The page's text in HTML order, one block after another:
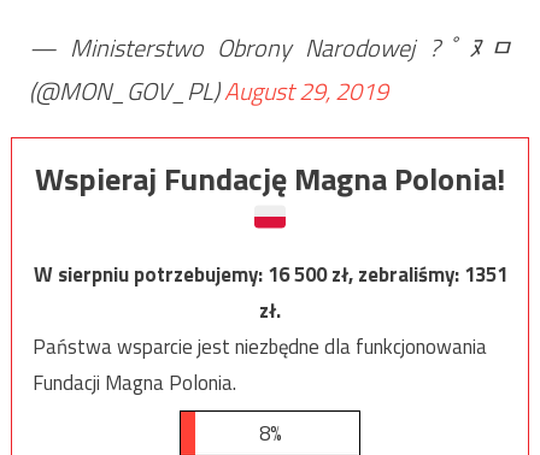
— Ministerstwo Obrony Narodowej ?￰ﾟﾇﾱ
(@MON_GOV_PL)August 29, 2019
Wspieraj Fundację Magna Polonia!
W sierpniu potrzebujemy:16 500zł, zebraliśmy:1351
zł.
Państwa wsparcie jest niezbędne dla funkcjonowania
Fundacji Magna Polonia.
8%